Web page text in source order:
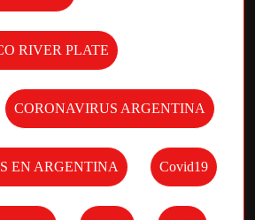
RIVER PLATE
CORONAVIRUS ARGENTINA
EN ARGENTINA Covid19